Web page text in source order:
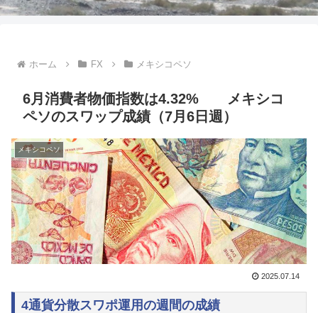
ホーム FX メキシコペソ
6月消費者物価指数は4.32% メキシコ
ペソのスワップ成績（7月6日週）
メキシコペソ
2025.07.14
4通貨分散スワポ運用の週間の成績